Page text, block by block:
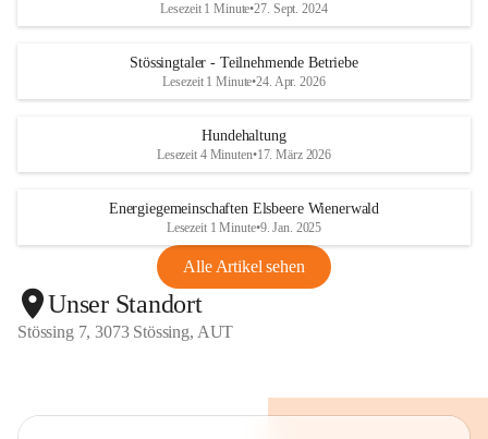
Lesezeit 1 Minute•27. Sept. 2024
Stössingtaler - Teilnehmende Betriebe
Lesezeit 1 Minute•24. Apr. 2026
Hundehaltung
Lesezeit 4 Minuten•17. März 2026
Energiegemeinschaften Elsbeere Wienerwald
Lesezeit 1 Minute•9. Jan. 2025
Alle Artikel sehen
Unser Standort
Stössing 7, 3073 Stössing, AUT